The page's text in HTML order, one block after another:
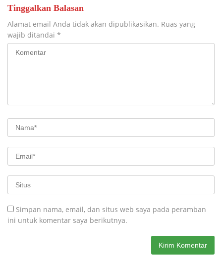
Tinggalkan Balasan
Alamat email Anda tidak akan dipublikasikan. Ruas yang
wajib ditandai *
Simpan nama, email, dan situs web saya pada peramban
ini untuk komentar saya berikutnya.